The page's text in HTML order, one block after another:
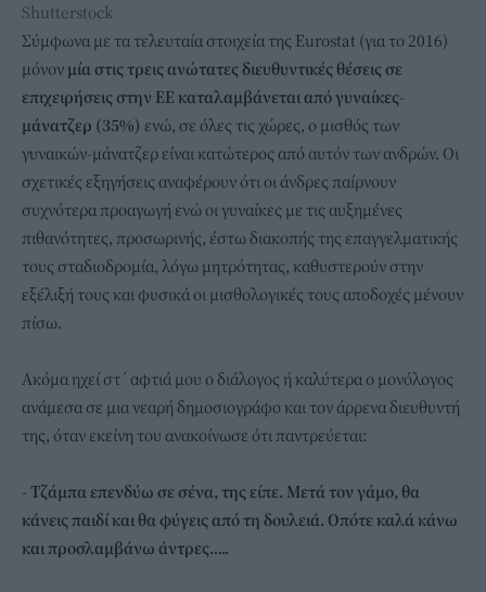
Shutterstock
Σύμφωνα με τα τελευταία στοιχεία της Eurostat (για το 2016)
μόνον μία στις τρεις ανώτατες διευθυντικές θέσεις σε
επιχειρήσεις στην ΕΕ καταλαμβάνεται από γυναίκες-
μάνατζερ (35%) ενώ, σε όλες τις χώρες, ο μισθός των
γυναικών-μάνατζερ είναι κατώτερος από αυτόν των ανδρών. Οι
σχετικές εξηγήσεις αναφέρουν ότι οι άνδρες παίρνουν
συχνότερα προαγωγή ενώ οι γυναίκες με τις αυξημένες
πιθανότητες, προσωρινής, έστω διακοπής της επαγγελματικής
τους σταδιοδρομία, λόγω μητρότητας, καθυστερούν στην
εξέλιξή τους και φυσικά οι μισθολογικές τους αποδοχές μένουν
πίσω.
Ακόμα ηχεί στ΄ αφτιά μου ο διάλογος ή καλύτερα ο μονόλογος
ανάμεσα σε μια νεαρή δημοσιογράφο και τον άρρενα διευθυντή
της, όταν εκείνη του ανακοίνωσε ότι παντρεύεται:
- Τζάμπα επενδύω σε σένα, της είπε. Μετά τον γάμο, θα
κάνεις παιδί και θα φύγεις από τη δουλειά. Οπότε καλά κάνω
και προσλαμβάνω άντρες…..